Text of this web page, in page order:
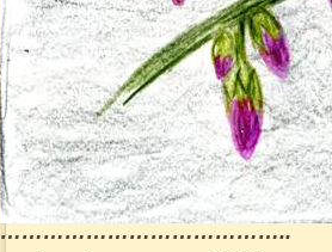
…………………………………..